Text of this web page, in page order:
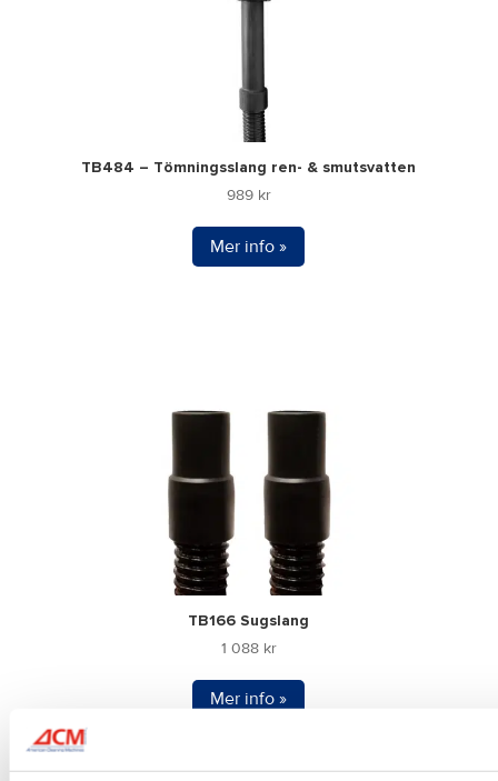
TB484 – Tömningsslang ren- & smutsvatten
989 kr
Mer info »
TB166 Sugslang
1 088 kr
Mer info »